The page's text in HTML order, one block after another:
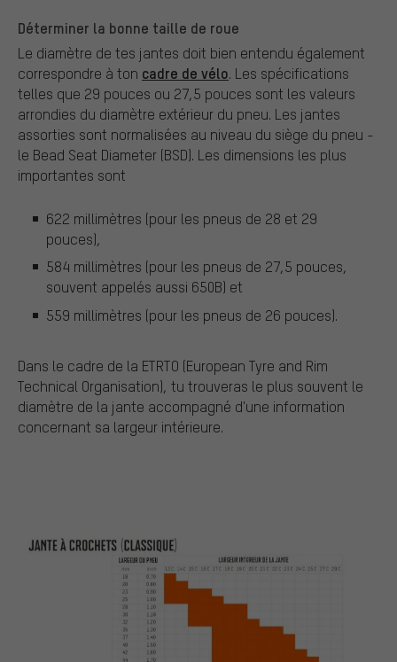
Déterminer la bonne taille de roue
Le diamètre de tes jantes doit bien entendu également
correspondre à ton cadre de vélo. Les spécifications
telles que 29 pouces ou 27,5 pouces sont les valeurs
arrondies du diamètre extérieur du pneu. Les jantes
assorties sont normalisées au niveau du siège du pneu -
le Bead Seat Diameter (BSD). Les dimensions les plus
importantes sont
622 millimètres (pour les pneus de 28 et 29
pouces),
584 millimètres (pour les pneus de 27,5 pouces,
souvent appelés aussi 650B) et
559 millimètres (pour les pneus de 26 pouces).
Dans le cadre de la ETRTO (European Tyre and Rim
Technical Organisation), tu trouveras le plus souvent le
diamètre de la jante accompagné d'une information
concernant sa largeur intérieure.